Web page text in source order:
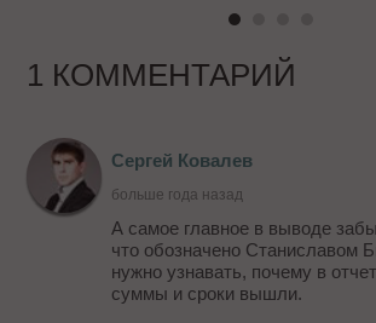
1 КОММЕНТАРИЙ
Сергей Ковалев
больше года назад
А самое главное в выводе
что обозначено Станиславом
нужно узнавать, почему в
суммы и сроки вышли.